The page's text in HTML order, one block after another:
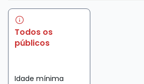
Todos os
públicos
Idade mínima